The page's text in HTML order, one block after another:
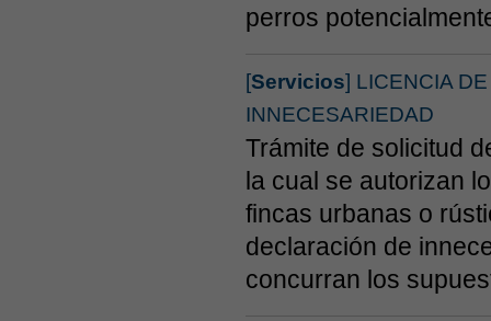
perros
[Servicios] LICENCIA
INNECESARIEDAD
Trámite de solicitud
la cual se autorizan
fincas urbanas o
declaración de
concurran los